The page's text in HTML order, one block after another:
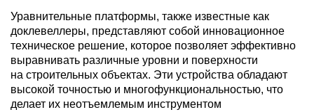
Уравнительные платформы, также известные как
доклевеллеры, представляют собой инновационное
техническое решение, которое позволяет эффективно
выравнивать различные уровни и поверхности
на строительных объектах. Эти устройства обладают
высокой точностью и многофункциональностью, что
делает их неотъемлемым инструментом